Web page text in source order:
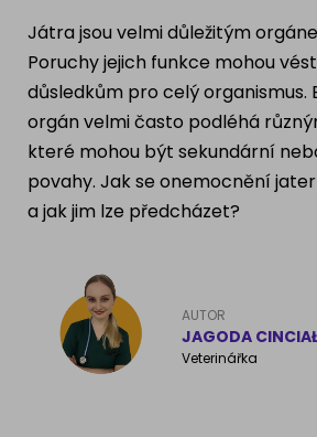
PLEMENA PSŮ
Francouzský buldog
Dalmatín
Zlatý retrívr
Německý ovčák
Atlas psů
Britská krátkosrstá kočka
Bengálská kočka
Kanadský Sphynx
Játra jsou velmi důležitým
Poruchy jejich funkce mohou
důsledkům pro celý organismus.
orgán velmi často podléhá
které mohou být sekundární
povahy. Jak se onemocnění
a jak jim lze předcházet?
AUTOR
JAGODA
Veterinářka